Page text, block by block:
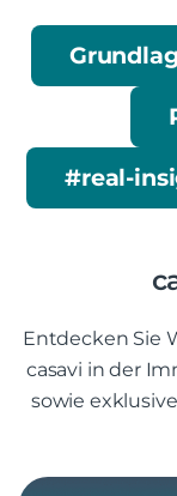
#real-
Entdecken Sie
casavi in der
sowie